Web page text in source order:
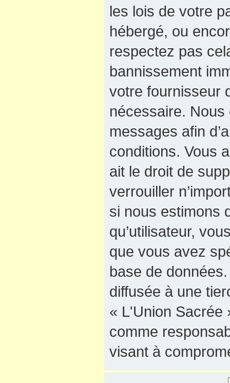
les lois de votre
hébergé, ou
respectez pas
bannissement
votre fournisseur
nécessaire. Nous
messages afin
conditions. Vous
ait le droit de
verrouiller
si nous estimons
qu’utilisateur,
que vous avez
base de
diffusée à une
« L'Union Sacrée
comme
visant à